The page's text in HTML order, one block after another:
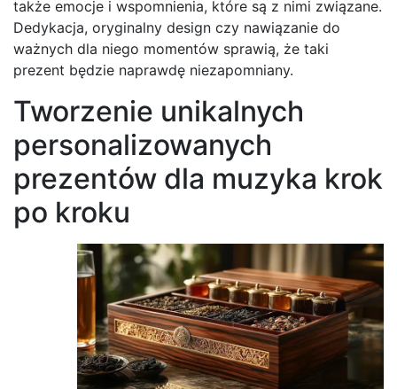
także emocje i wspomnienia, które są z nimi związane.
Dedykacja, oryginalny design czy nawiązanie do
ważnych dla niego momentów sprawią, że taki
prezent będzie naprawdę niezapomniany.
Tworzenie unikalnych
personalizowanych
prezentów dla muzyka krok
po kroku